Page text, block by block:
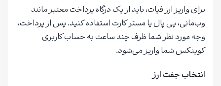
برای واریز ارز فیات، باید از یک درگاه پرداخت معتبر مانند
وب‌مانی، پی پال یا مستر کارت استفاده کنید. پس از پرداخت،
وجه مورد نظر شما ظرف چند ساعت به حساب کاربری
کوینکس شما واریز می‌شود.
انتخاب جفت ارز